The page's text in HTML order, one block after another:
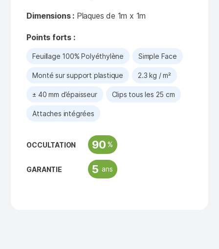
Dimensions : Plaques de 1m x 1m
Points forts :
Feuillage 100% Polyéthylène Simple Face
Monté sur support plastique 2.3 kg / m²
± 40 mm d’épaisseur Clips tous les 25 cm
Attaches intégrées
OCCULTATION 90 %
GARANTIE 5 ans